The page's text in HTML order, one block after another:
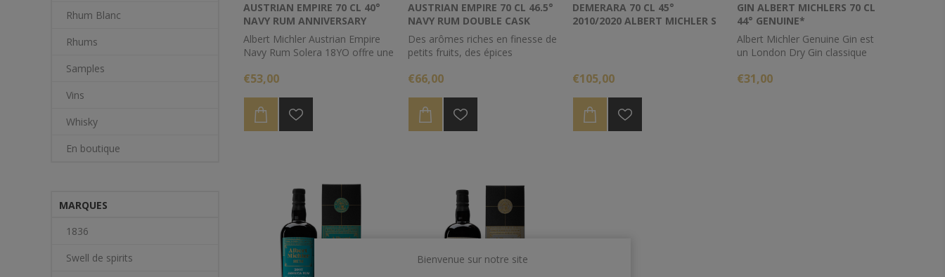
AUSTRIAN EMPIRE 70 CL 40°
NAVY RUM ANNIVERSARY
Albert Michler Austrian Empire
Navy Rum Solera 18YO offre une
avec des nuances rouge foncé.
moderne avec un caractère
incomparable et puissant,
produit par un vieillissement lent
€53,00
AUSTRIAN EMPIRE 70 CL 46.5°
NAVY RUM DOUBLE CASK
COGNAC
Des arômes riches en finesse de
petits fruits, des épices
vanille douce distinguent ce
€66,00
DEMERARA 70 CL 45°
2010/2020 ALBERT MICHLER S
€105,00
GIN ALBERT MICHLERS 70 CL
44° GENUINE*
Albert Michler Genuine Gin est
un London Dry Gin classique
de genièvre, de cassis,
€31,00
Rhum Blanc
Rhums
Samples
Vins
Whisky
En boutique
MARQUES
1836
Swell de spirits
Bienvenue sur notre site